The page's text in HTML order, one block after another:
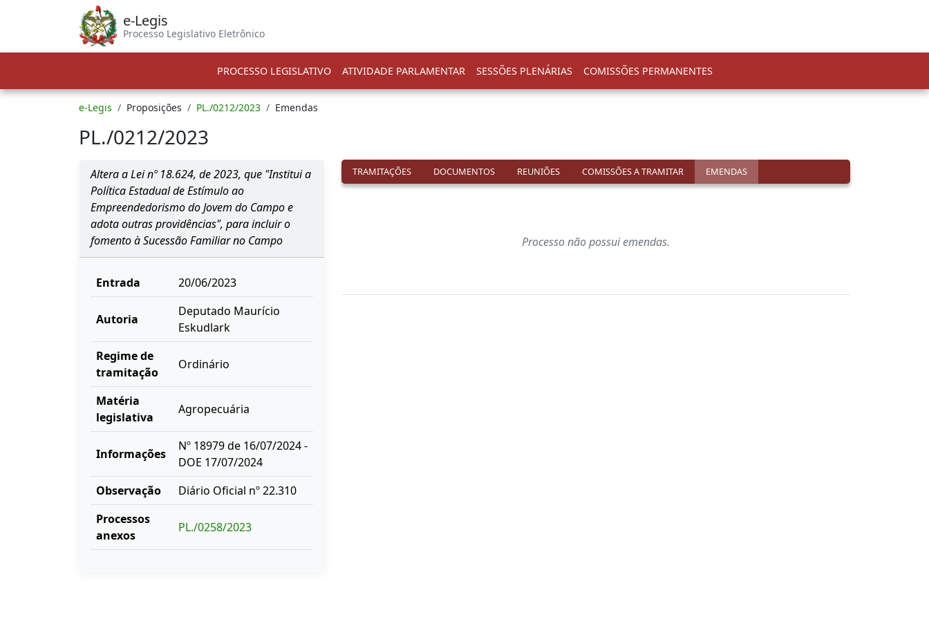
e-Legis
Processo Legislativo Eletrônico
PROCESSO LEGISLATIVO ATIVIDADE PARLAMENTAR SESSÕES PLENÁRIAS COMISSÕES PERMANENTES
e-Legis Proposições PL./0212/2023 Emendas
PL./0212/2023
Altera a Lei nº 18.624, de 2023, que "Institui a
Política Estadual de Estímulo ao
Empreendedorismo do Jovem do Campo e
adota outras providências", para incluir o
fomento à Sucessão Familiar no Campo
Entrada 20/06/2023
Autoria
Deputado Maurício
Eskudlark
Regime de
tramitação
Ordinário
Matéria
legislativa
Agropecuária
Informações
Nº 18979 de 16/07/2024 -
DOE 17/07/2024
Observação
Diário Oficial nº 22.310
Processos
anexos
PL./0258/2023
TRAMITAÇÕES DOCUMENTOS REUNIÕES COMISSÕES A TRAMITAR EMENDAS
Processo não possui emendas.